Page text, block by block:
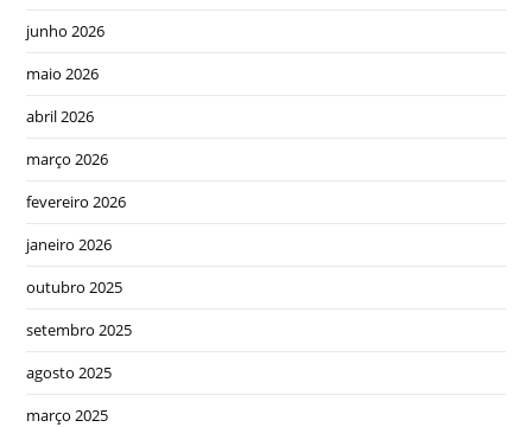
junho 2026
maio 2026
abril 2026
março 2026
fevereiro 2026
janeiro 2026
outubro 2025
setembro 2025
agosto 2025
março 2025